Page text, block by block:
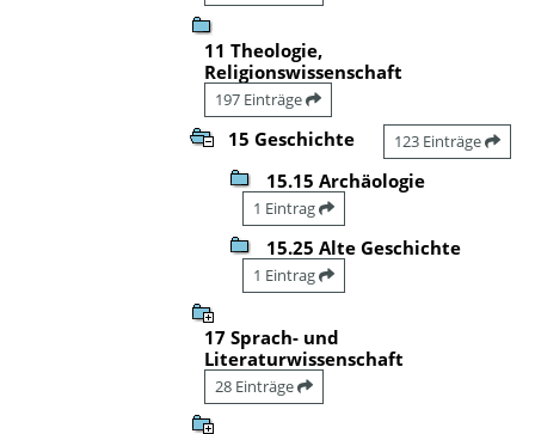
11 Theologie,
Religionswissenschaft
197 Einträge
15 Geschichte 123 Einträge
15.15 Archäologie
1 Eintrag
15.25 Alte Geschichte
1 Eintrag
17 Sprach- und
Literaturwissenschaft
28 Einträge